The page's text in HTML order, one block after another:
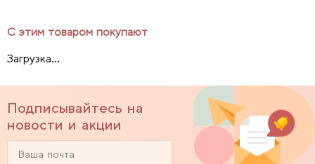
С этим товаром покупают
Загрузка...
Подписывайтесь на
новости и акции